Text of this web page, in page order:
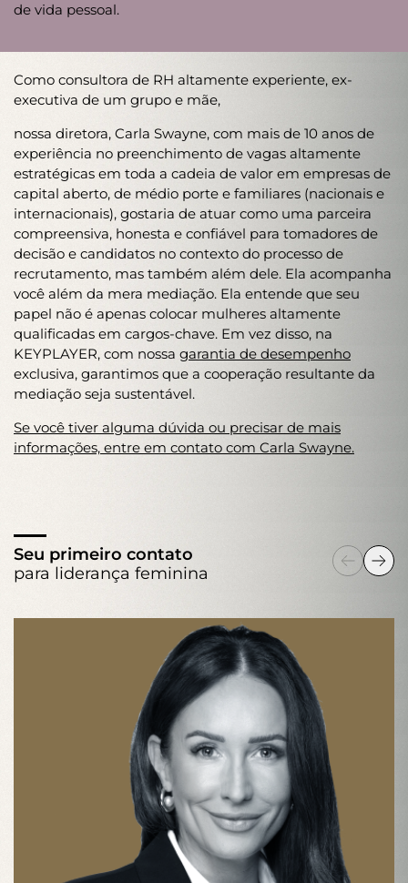
de vida pessoal.
Como consultora de RH altamente experiente, ex-
executiva de um grupo e mãe,
nossa diretora, Carla Swayne, com mais de 10 anos de
experiência no preenchimento de vagas altamente
estratégicas em toda a cadeia de valor em empresas de
capital aberto, de médio porte e familiares (nacionais e
internacionais), gostaria de atuar como uma parceira
compreensiva, honesta e confiável para tomadores de
decisão e candidatos no contexto do processo de
recrutamento, mas também além dele. Ela acompanha
você além da mera mediação. Ela entende que seu
papel não é apenas colocar mulheres altamente
qualificadas em cargos-chave. Em vez disso, na
KEYPLAYER, com nossa garantia de desempenho
exclusiva, garantimos que a cooperação resultante da
mediação seja sustentável.
Se você tiver alguma dúvida ou precisar de mais
informações, entre em contato com Carla Swayne.
Seu primeiro contato
para liderança feminina